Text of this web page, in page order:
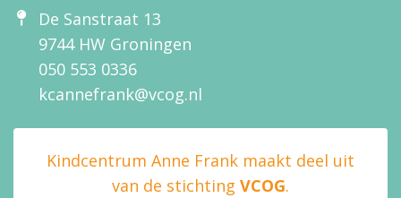
De Sanstraat 13
9744 HW Groningen
050 553 0336
kcannefrank@vcog.nl
Kindcentrum Anne Frank maakt deel uit
van de stichting VCOG.